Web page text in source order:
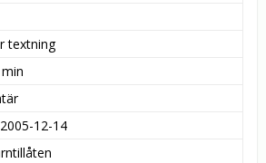
textning
2005-12-14